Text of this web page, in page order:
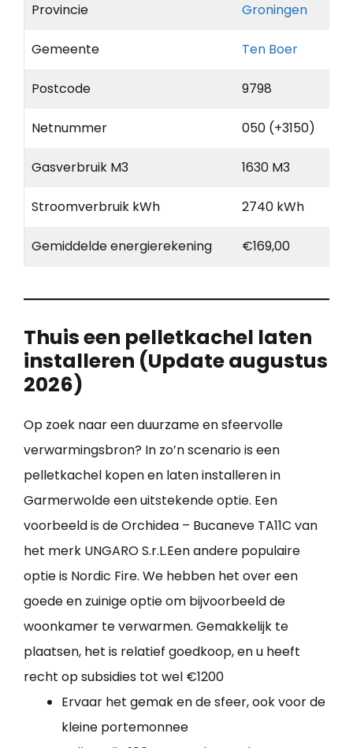
Provincie Groningen
Gemeente Ten Boer
Postcode 9798
Netnummer 050 (+3150)
Gasverbruik M3 1630 M3
Stroomverbruik kWh 2740 kWh
Gemiddelde energierekening €169,00
Thuis een pelletkachel laten
installeren (Update augustus
2026)
Op zoek naar een duurzame en sfeervolle
verwarmingsbron? In zo’n scenario is een
pelletkachel kopen en laten installeren in
Garmerwolde een uitstekende optie. Een
voorbeeld is de Orchidea – Bucaneve TA11C van
het merk UNGARO S.r.L.Een andere populaire
optie is Nordic Fire. We hebben het over een
goede en zuinige optie om bijvoorbeeld de
woonkamer te verwarmen. Gemakkelijk te
plaatsen, het is relatief goedkoop, en u heeft
recht op subsidies tot wel €1200
Ervaar het gemak en de sfeer, ook voor de
kleine portemonnee